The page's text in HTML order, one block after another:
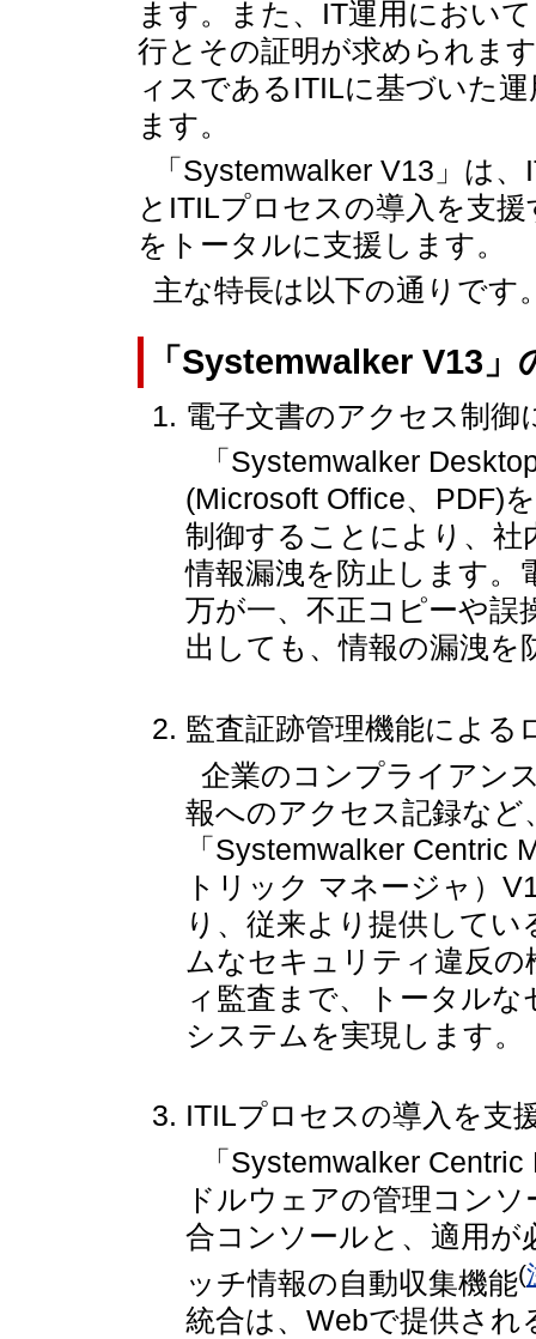
ます。また、IT運用におい
行とその証明が求められま
ィスであるITILに基づいた
ます。
「Systemwalker V13」は
とITILプロセスの導入を支
をトータルに支援します。
主な特長は以下の通りです
「Systemwalker V13」
電子文書のアクセス制御
「Systemwalker
(Microsoft Office、PDF)
制御することにより、社
情報漏洩を防止します。
万が一、不正コピーや誤
出しても、情報の漏洩を
監査証跡管理機能による
企業のコンプライアン
報へのアクセス記録など
「Systemwalker Centric
トリック マネージャ）
り、従来より提供して
ムなセキュリティ違反
ィ監査まで、トータル
システムを実現します。
ITILプロセスの導入を支
「Systemwalker
ドルウェアの管理コン
合コンソールと、適用
ッチ情報の自動収集機能(
統合は、Webで提供さ